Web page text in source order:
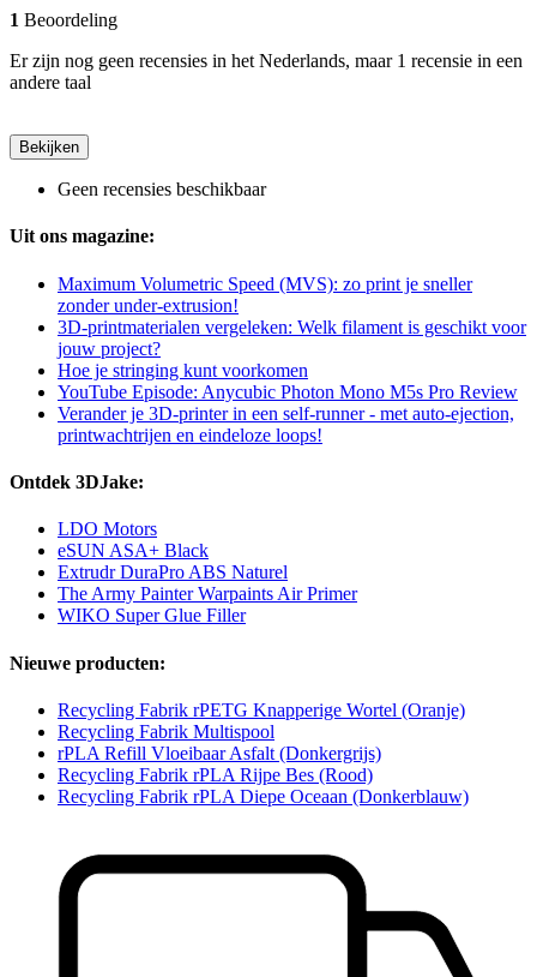
1 Beoordeling
Er zijn nog geen recensies in het Nederlands, maar 1 recensie in een
andere taal
Bekijken
Geen recensies beschikbaar
Uit ons magazine:
Maximum Volumetric Speed (MVS): zo print je sneller
zonder under-extrusion!
3D-printmaterialen vergeleken: Welk filament is geschikt voor
jouw project?
Hoe je stringing kunt voorkomen
YouTube Episode: Anycubic Photon Mono M5s Pro Review
Verander je 3D-printer in een self-runner - met auto-ejection,
printwachtrijen en eindeloze loops!
Ontdek 3DJake:
LDO Motors
eSUN ASA+ Black
Extrudr DuraPro ABS Naturel
The Army Painter Warpaints Air Primer
WIKO Super Glue Filler
Nieuwe producten:
Recycling Fabrik rPETG Knapperige Wortel (Oranje)
Recycling Fabrik Multispool
rPLA Refill Vloeibaar Asfalt (Donkergrijs)
Recycling Fabrik rPLA Rijpe Bes (Rood)
Recycling Fabrik rPLA Diepe Oceaan (Donkerblauw)